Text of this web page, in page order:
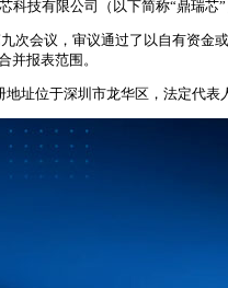
技有限公司（以下简称“鼎瑞
次会议，审议通过了以自有资
并报表范围。
址位于深圳市龙华区，法定代